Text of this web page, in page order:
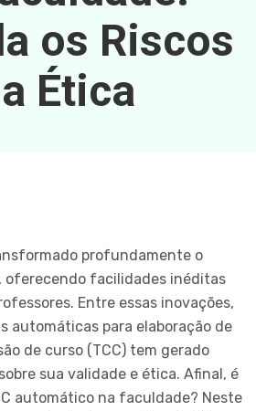
os Riscos
Ética
profundamente o
oferecendo facilidades inéditas
Entre essas inovações,
automáticas para elaboração de
de curso (TCC) tem gerado
sua validade e ética. Afinal, é
automático na faculdade? Neste